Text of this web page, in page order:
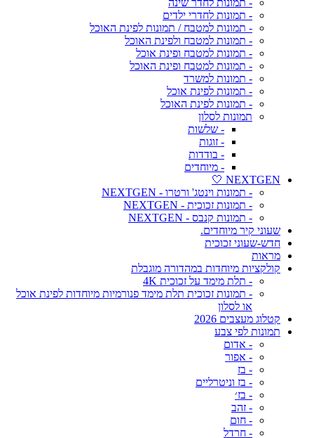
- תמונות לחדר שינה
- תמונות לחדרי ילדים
- תמונות למטבח / תמונות לפינת האוכל
- תמונות למטבח ולפינת האוכל
- תמונות למטבח ופינת אוכל
- תמונות למטבח ופינת האוכל
- תמונות למשרד
- תמונות לפינת אוכל
- תמונות לפינת האוכל
תמונות לסלון
- שלשות
- זוגות
- בודדות
- מיוחדים
NEXTGEN 🤍
- תמונות וינטג' ורטרו - NEXTGEN
- תמונות זכוכית - NEXTGEN
- תמונות קנבס - NEXTGEN
שעוני קיר מיוחדים.
חדש-שעוני זכוכית
מראות
קולקציות מיוחדות במהדורה מוגבלת
- תלת מימד על זכוכית 4K
- תמונות זכוכית תלת מימד פנורמיות מיוחדות לפינת אוכל
או לסלון
קטלוג מעצבים 2026
תמונות לפי צבע
- אדום
- אפור
- בז
- בז וניטרליים
- בז׳
- זהב
- חום
- חרדל